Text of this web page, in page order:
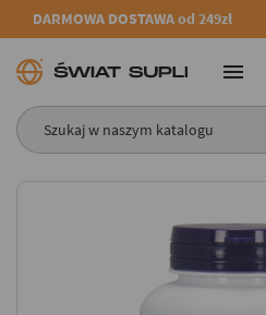
DARMOWA DOSTAWA od 249zł
